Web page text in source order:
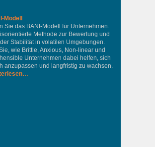
Modell
Sie das BANI-Modell für Unternehmen:
Methode zur Bewertung und
Stabilität in volatilen Umgebungen.
wie Brittle, Anxious, Non-linear und
Unternehmen dabei helfen, sich
anzupassen und langfristig zu wachsen.